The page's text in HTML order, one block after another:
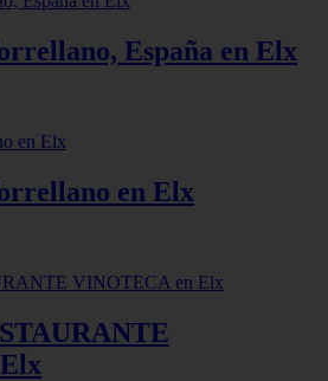
España en Elx
en Elx